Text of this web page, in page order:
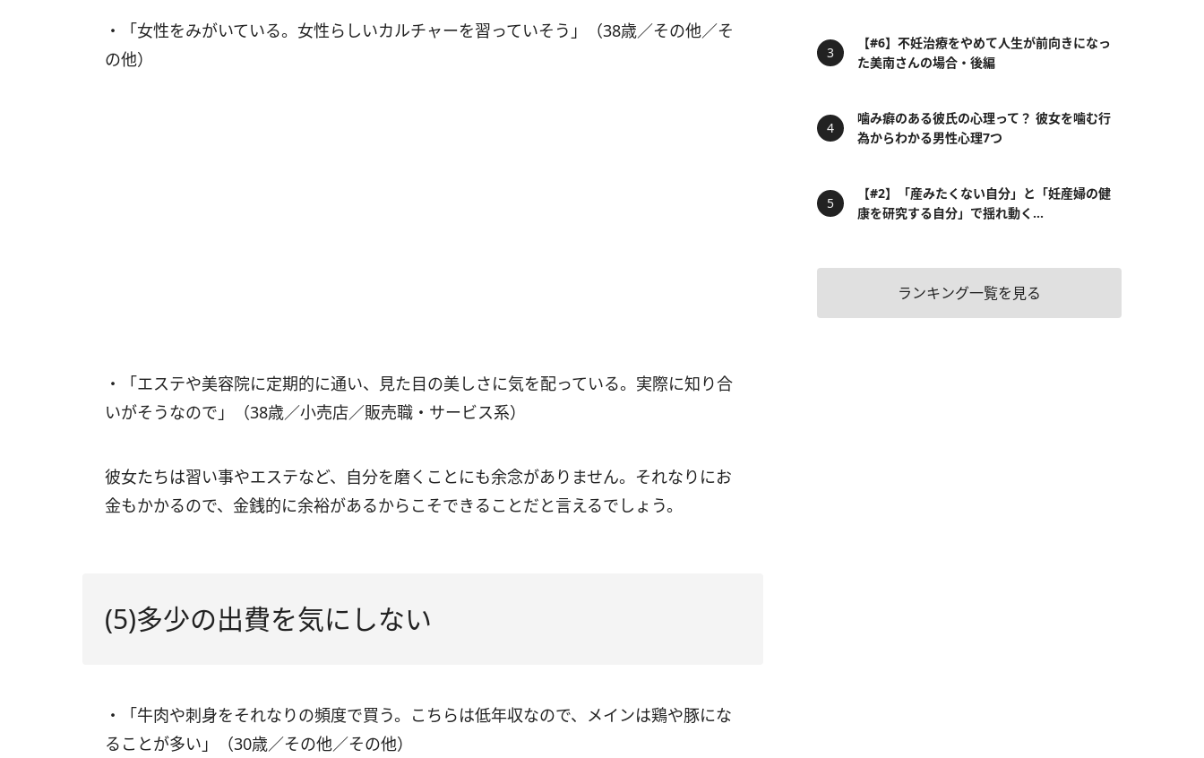
・「女性をみがいている。女性らしいカルチャーを習っていそう」（38歳／その他／そ
の他）
・「エステや美容院に定期的に通い、見た目の美しさに気を配っている。実際に知り合
いがそうなので」（38歳／小売店／販売職・サービス系）
彼女たちは習い事やエステなど、自分を磨くことにも余念がありません。それなりにお
金もかかるので、金銭的に余裕があるからこそできることだと言えるでしょう。
(5)多少の出費を気にしない
・「牛肉や刺身をそれなりの頻度で買う。こちらは低年収なので、メインは鶏や豚にな
ることが多い」（30歳／その他／その他）
【#6】不妊治療をやめて人生が前向きになっ
た美南さんの場合・後編
噛み癖のある彼氏の心理って？ 彼女を噛む行
為からわかる男性心理7つ
【#2】「産みたくない自分」と「妊産婦の健
康を研究する自分」で揺れ動く...
ランキング一覧を見る